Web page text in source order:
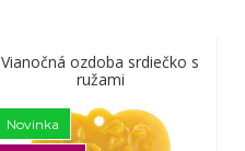
Vianočná ozdoba srdiečko s
ružami
Novinka